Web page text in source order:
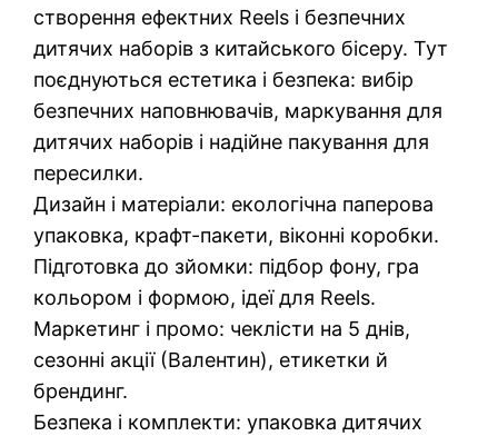
створення ефектних Reels і безпечних
дитячих наборів з китайського бісеру. Тут
поєднуються естетика і безпека: вибір
безпечних наповнювачів, маркування для
дитячих наборів і надійне пакування для
пересилки.
Дизайн і матеріали: екологічна паперова
упаковка, крафт-пакети, віконні коробки.
Підготовка до зйомки: підбор фону, гра
кольором і формою, ідеї для Reels.
Маркетинг і промо: чеклісти на 5 днів,
сезонні акції (Валентин), етикетки й
брендинг.
Безпека і комплекти: упаковка дитячих